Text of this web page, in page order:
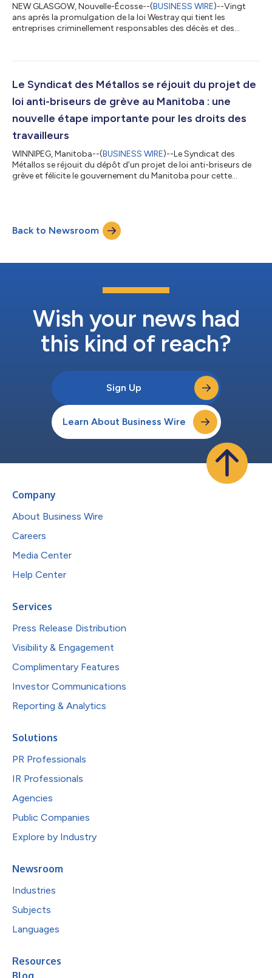
NEW GLASGOW, Nouvelle-Écosse--(BUSINESS WIRE)--Vingt
ans après la promulgation de la loi Westray qui tient les
entreprises criminellement responsables des décès et des
dans l’explosion de la mine Westray en 1992, d’importantes
Des membres du Westray Families Group et des représentants
d’organisations syndicales...
Le Syndicat des Métallos se réjouit du projet de
loi anti-briseurs de grève au Manitoba : une
nouvelle étape importante pour les droits des
travailleurs
WINNIPEG, Manitoba--(BUSINESS WIRE)--Le Syndicat des
Métallos se réjouit du dépôt d’un projet de loi anti-briseurs de
grève et félicite le gouvernement du Manitoba pour cette
travailleurs et travailleuses », a déclaré Scott Lunny, directeur
du Syndicat des Métallos pour l’Ouest canadien. « L’annonce
Back to Newsroom
Wish your news had
this kind of reach?
Sign Up
Learn About Business Wire
Company
About Business Wire
Careers
Media Center
Help Center
Services
Press Release Distribution
Visibility & Engagement
Complimentary Features
Investor Communications
Reporting & Analytics
Solutions
PR Professionals
IR Professionals
Agencies
Public Companies
Explore by Industry
Newsroom
Industries
Subjects
Languages
Resources
Blog